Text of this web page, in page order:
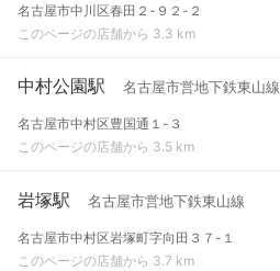
名古屋市中川区春田２-９２-２
このページの店舗から 3.3 km
中村公園駅 名古屋市営地下鉄東山線
名古屋市中村区豊国通１-３
このページの店舗から 3.5 km
岩塚駅 名古屋市営地下鉄東山線
名古屋市中村区岩塚町字向田３７-１
このページの店舗から 3.7 km